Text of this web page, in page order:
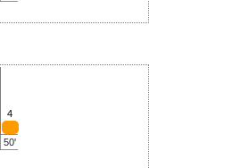
4
50'